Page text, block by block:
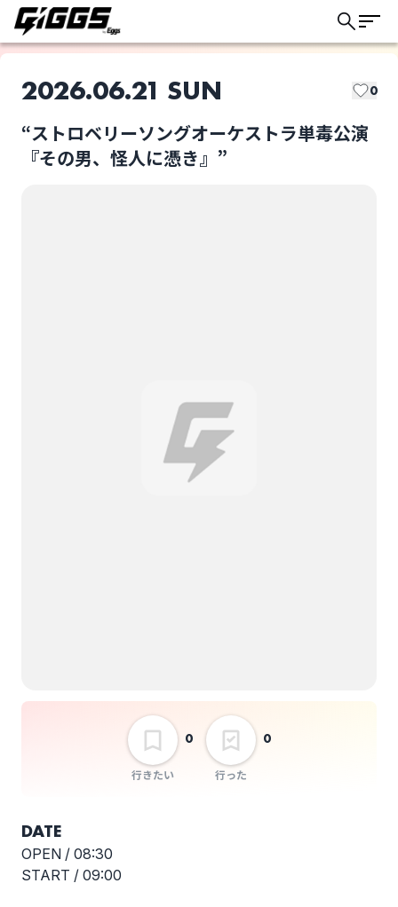
2026.06.21 SUN 0
“ストロベリーソングオーケストラ単毒公演
『その男、怪人に憑き』”
行きたい
0
行った
0
DATE
OPEN / 08:30
START / 09:00
このライブの取り置きは終了しました